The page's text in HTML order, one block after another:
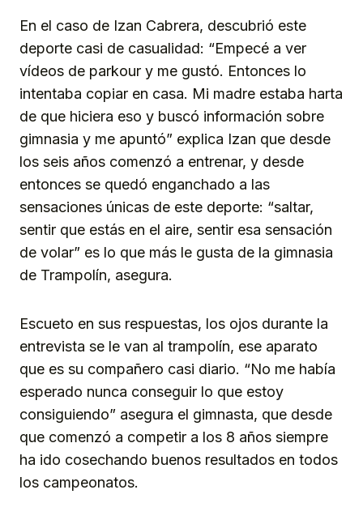
En el caso de Izan Cabrera, descubrió este
deporte casi de casualidad: “Empecé a ver
vídeos de parkour y me gustó. Entonces lo
intentaba copiar en casa. Mi madre estaba harta
de que hiciera eso y buscó información sobre
gimnasia y me apuntó” explica Izan que desde
los seis años comenzó a entrenar, y desde
entonces se quedó enganchado a las
sensaciones únicas de este deporte: “saltar,
sentir que estás en el aire, sentir esa sensación
de volar” es lo que más le gusta de la gimnasia
de Trampolín, asegura.
Escueto en sus respuestas, los ojos durante la
entrevista se le van al trampolín, ese aparato
que es su compañero casi diario. “No me había
esperado nunca conseguir lo que estoy
consiguiendo” asegura el gimnasta, que desde
que comenzó a competir a los 8 años siempre
ha ido cosechando buenos resultados en todos
los campeonatos.